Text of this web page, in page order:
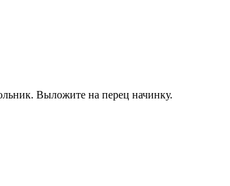
Выложите на перец начинку.